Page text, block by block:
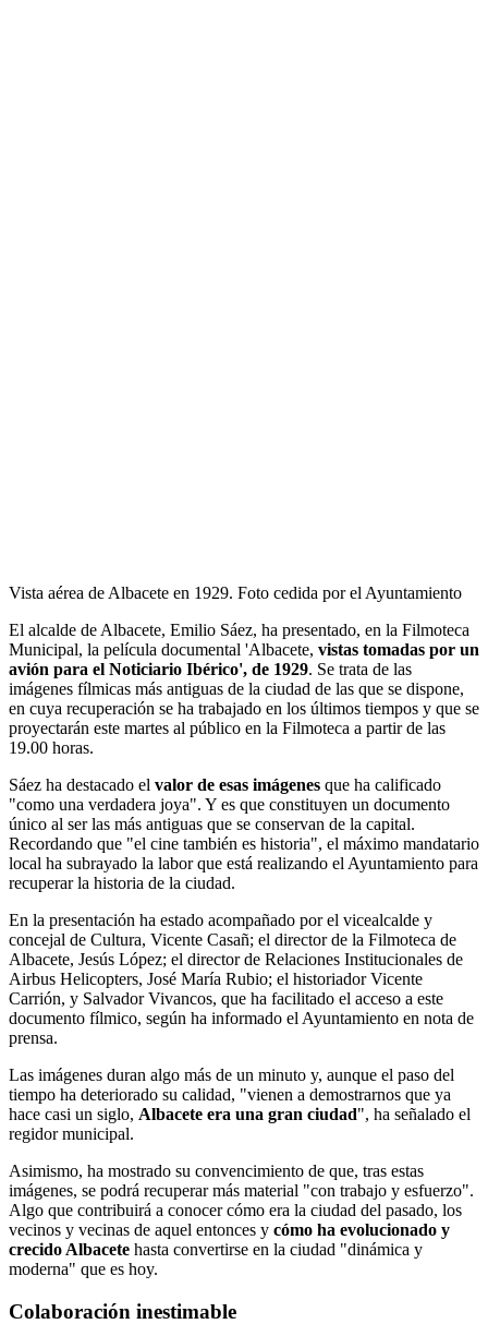
Vista aérea de Albacete en 1929. Foto cedida por el Ayuntamiento
El alcalde de Albacete, Emilio Sáez, ha presentado, en la Filmoteca
Municipal, la película documental 'Albacete, vistas tomadas por un
avión para el Noticiario Ibérico', de 1929. Se trata de las
imágenes fílmicas más antiguas de la ciudad de las que se dispone,
en cuya recuperación se ha trabajado en los últimos tiempos y que se
proyectarán este martes al público en la Filmoteca a partir de las
19.00 horas.
Sáez ha destacado el valor de esas imágenes que ha calificado
"como una verdadera joya". Y es que constituyen un documento
único al ser las más antiguas que se conservan de la capital.
Recordando que "el cine también es historia", el máximo mandatario
local ha subrayado la labor que está realizando el Ayuntamiento para
recuperar la historia de la ciudad.
En la presentación ha estado acompañado por el vicealcalde y
concejal de Cultura, Vicente Casañ; el director de la Filmoteca de
Albacete, Jesús López; el director de Relaciones Institucionales de
Airbus Helicopters, José María Rubio; el historiador Vicente
Carrión, y Salvador Vivancos, que ha facilitado el acceso a este
documento fílmico, según ha informado el Ayuntamiento en nota de
prensa.
Las imágenes duran algo más de un minuto y, aunque el paso del
tiempo ha deteriorado su calidad, "vienen a demostrarnos que ya
hace casi un siglo, Albacete era una gran ciudad", ha señalado el
regidor municipal.
Asimismo, ha mostrado su convencimiento de que, tras estas
imágenes, se podrá recuperar más material "con trabajo y esfuerzo".
Algo que contribuirá a conocer cómo era la ciudad del pasado, los
vecinos y vecinas de aquel entonces y cómo ha evolucionado y
crecido Albacete hasta convertirse en la ciudad "dinámica y
moderna" que es hoy.
Colaboración inestimable